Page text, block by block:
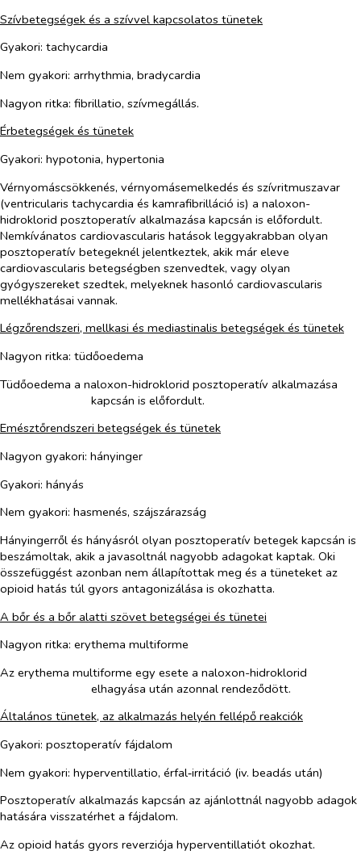
Szívbetegségek és a szívvel kapcsolatos tünetek
Gyakori: tachycardia
Nem gyakori: arrhythmia, bradycardia
Nagyon ritka: fibrillatio, szívmegállás.
Érbetegségek és tünetek
Gyakori: hypotonia, hypertonia
Vérnyomáscsökkenés, vérnyomásemelkedés és szívritmuszavar
(ventricularis tachycardia és kamrafibrilláció is) a naloxon-
hidroklorid posztoperatív alkalmazása kapcsán is előfordult.
Nemkívánatos cardiovascularis hatások leggyakrabban olyan
posztoperatív betegeknél jelentkeztek, akik már eleve
cardiovascularis betegségben szenvedtek, vagy olyan
gyógyszereket szedtek, melyeknek hasonló cardiovascularis
mellékhatásai vannak.
Légzőrendszeri, mellkasi és mediastinalis betegségek és tünetek
Nagyon ritka: tüdőoedema
Tüdőoedema a naloxon-hidroklorid posztoperatív alkalmazása
kapcsán is előfordult.
Emésztőrendszeri betegségek és tünetek
Nagyon gyakori: hányinger
Gyakori: hányás
Nem gyakori: hasmenés, szájszárazság
Hányingerről és hányásról olyan posztoperatív betegek kapcsán is
beszámoltak, akik a javasoltnál nagyobb adagokat kaptak. Oki
összefüggést azonban nem állapítottak meg és a tüneteket az
opioid hatás túl gyors antagonizálása is okozhatta.
A bőr és a bőr alatti szövet betegségei és tünetei
Nagyon ritka: erythema multiforme
Az erythema multiforme egy esete a naloxon-hidroklorid
elhagyása után azonnal rendeződött.
Általános tünetek, az alkalmazás helyén fellépő reakciók
Gyakori: posztoperatív fájdalom
Nem gyakori: hyperventillatio, érfal‑irritáció (iv. beadás után)
Posztoperatív alkalmazás kapcsán az ajánlottnál nagyobb adagok
hatására visszatérhet a fájdalom.
Az opioid hatás gyors reverziója hyperventillatiót okozhat.